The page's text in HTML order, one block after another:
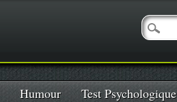
Humour Test Psychologique